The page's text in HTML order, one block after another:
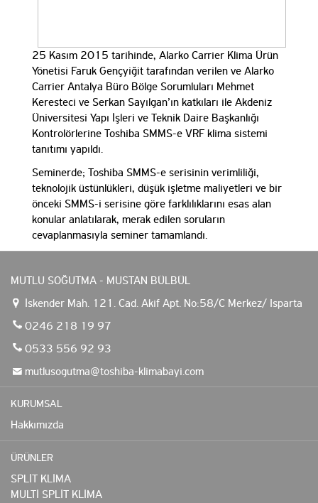
25 Kasım 2015 tarihinde, Alarko Carrier Klima Ürün
Yönetisi Faruk Gençyiğit tarafından verilen ve Alarko
Carrier Antalya Büro Bölge Sorumluları Mehmet
Keresteci ve Serkan Sayılgan’ın katkıları ile Akdeniz
Üniversitesi Yapı İşleri ve Teknik Daire Başkanlığı
Kontrolörlerine Toshiba SMMS-e VRF klima sistemi
tanıtımı yapıldı.
Seminerde; Toshiba SMMS-e serisinin verimliliği,
teknolojik üstünlükleri, düşük işletme maliyetleri ve bir
önceki SMMS-i serisine göre farklılıklarını esas alan
konular anlatılarak, merak edilen soruların
cevaplanmasıyla seminer tamamlandı.
MUTLU SOĞUTMA - MUSTAN BÜLBÜL
İskender Mah. 121. Cad. Akif Apt. No:58/C Merkez/ Isparta
0246 218 19 97
0533 556 92 93
mutlusogutma@toshiba-klimabayi.com
KURUMSAL
Hakkımızda
ÜRÜNLER
SPLİT KLİMA
MULTİ SPLİT KLİMA